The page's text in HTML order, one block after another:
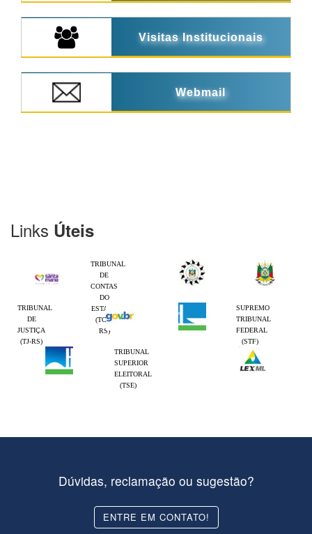
Visitas Institucionais
Webmail
Links Úteis
TRIBUNAL
DE
CONTAS
DO
ESTADO
(TCE-
RS)
TRIBUNAL
DE
JUSTIÇA
(TJ-RS)
SUPREMO
TRIBUNAL
FEDERAL
(STF)
TRIBUNAL
SUPERIOR
ELEITORAL
(TSE)
Dúvidas, reclamação ou sugestão?
ENTRE EM CONTATO!